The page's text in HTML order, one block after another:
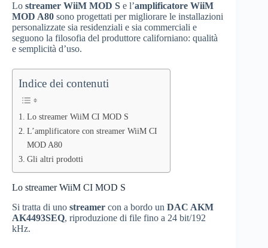
Lo streamer WiiM MOD S e l’amplificatore WiiM
MOD A80 sono progettati per migliorare le installazioni
personalizzate sia residenziali e sia commerciali e
seguono la filosofia del produttore californiano: qualità
e semplicità d’uso.
Indice dei contenuti
Lo streamer WiiM CI MOD S
L’amplificatore con streamer WiiM CI
MOD A80
Gli altri prodotti
Lo streamer WiiM CI MOD S
Si tratta di uno streamer con a bordo un DAC AKM
AK4493SEQ, riproduzione di file fino a 24 bit/192
kHz.